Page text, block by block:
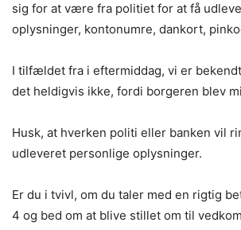
sig for at være fra politiet for at få
oplysninger, kontonumre, dankort,
I tilfældet fra i eftermiddag, vi er
det heldigvis ikke, fordi borgeren blev
Husk, at hverken politi eller banken vil
udleveret personlige oplysninger.
Er du i tvivl, om du taler med en rigtig
4 og bed om at blive stillet om til